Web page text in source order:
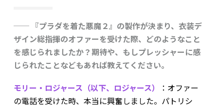
── 『プラダを着た悪魔２』の製作が決まり、衣装デ
ザイン総指揮のオファーを受けた際、どのようなこと
を感じられましたか？期待や、もしプレッシャーに感
じられたことなどもあれば教えてください。
モリー・ロジャース（以下、ロジャース）
：オファー
の電話を受けた時、本当に興奮しました。パトリシ